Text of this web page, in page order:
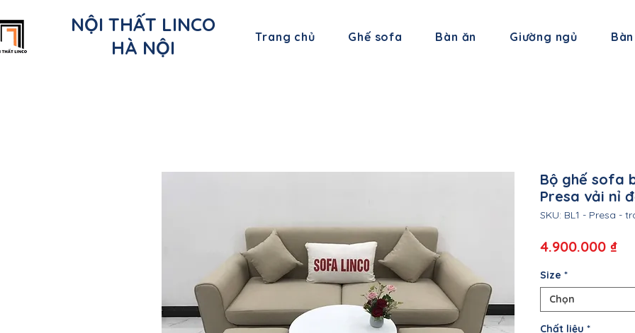
NỘI THẤT LINCO
HÀ NỘI
Trang chủ Ghế sofa Bàn ăn Giường ngủ
Bộ ghế sofa
Presa vải nỉ
SKU: BL1 - Presa -
4.900.000 ₫Giá
Size *
Chọn
Chất liệu *